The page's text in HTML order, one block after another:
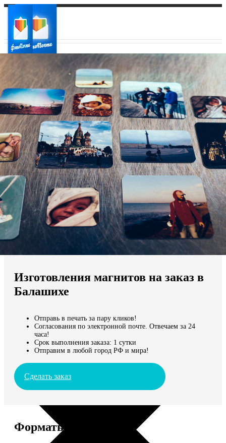
Ваш город:
Ваш регион доставки
Выберите из списка:
Мы доставляем по всему миру
Продолжить без города
Изготовления магнитов на заказ в
Балашихе
Отправь в печать за пару кликов!
Согласования по электронной почте. Отвечаем за 24
часа!
Срок выполнения заказа: 1 сутки
Отправим в любой город РФ и мира!
Сделать заказ
Форматы и цены